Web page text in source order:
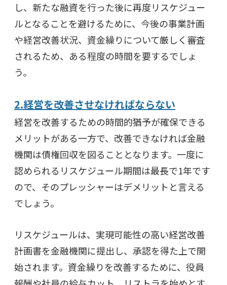
し、新たな融資を行った後に再度リスケジュー
ルとなることを避けるために、今後の事業計画
や経営改善状況、資金繰りについて厳しく審査
されるため、ある程度の時間を要するでしょ
う。
2.経営を改善させなければならない
経営を改善するための時間的猶予が確保できる
メリットがある一方で、改善できなければ金融
機関は債権回収を図ることとなります。一度に
認められるリスケジュール期間は最長で1年です
ので、そのプレッシャーはデメリットと言える
でしょう。
リスケジュールは、実現可能性の高い経営改善
計画書を金融機関に提出し、承認を得た上で開
始されます。資金繰りを改善するために、役員